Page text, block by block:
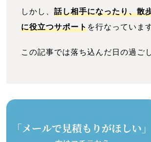
しかし、 話し相手になったり、散
に役立つサポートを行なっています
この記事では落ち込んだ日の過ご